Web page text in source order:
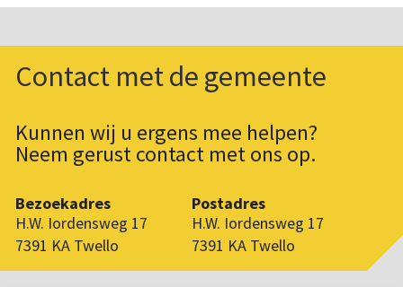
Contact met de gemeente
Kunnen wij u ergens mee helpen?
Neem gerust contact met ons op.
Bezoekadres
H.W. Iordensweg 17
7391 KA Twello
Postadres
H.W. Iordensweg 17
7391 KA Twello